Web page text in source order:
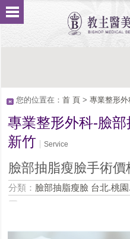
您的位置在： 首 頁> 專業整形外
專業整形外科-臉部
新竹
Service
臉部抽脂瘦臉手術
分類： 臉部抽脂瘦臉 台北.桃